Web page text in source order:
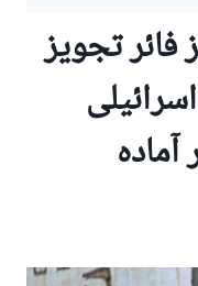
تجویز